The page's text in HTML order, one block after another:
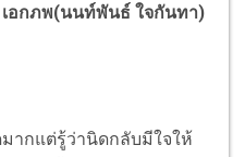
เอกภพ(นนท์พันธ์ ใจกันทา)
กแต่รู้ว่านิดกลับมีใจให้